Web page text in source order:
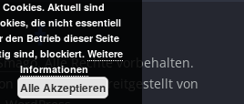
. Alle Rechte vorbehalten.
ThemeGrill. Bereitgestellt von
Cookies. Aktuell sind
die nicht essentiell
den Betrieb dieser Seite
sind, blockiert. Weitere
Informationen
Alle Akzeptieren